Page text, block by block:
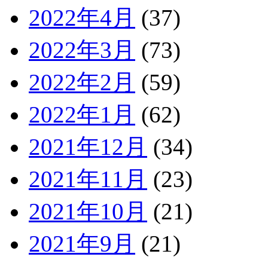
2022年4月 (37)
2022年3月 (73)
2022年2月 (59)
2022年1月 (62)
2021年12月 (34)
2021年11月 (23)
2021年10月 (21)
2021年9月 (21)